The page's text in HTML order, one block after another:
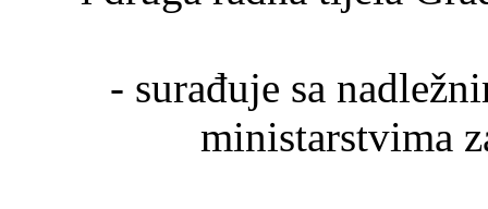
- surađuje sa
ministarstvima